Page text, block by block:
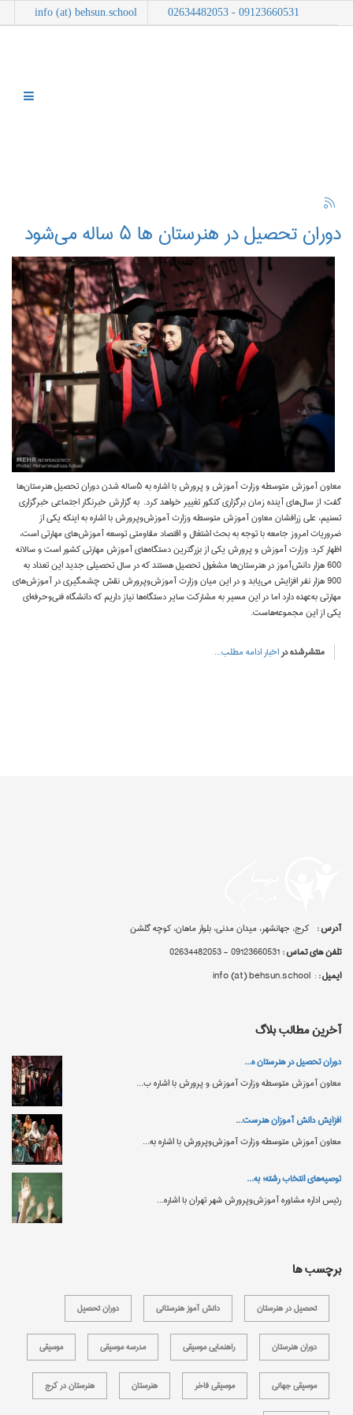
09123660531 - 02634482053
info (at) behsun.school
دوران تحصیل در هنرستان‌ ها ۵ ساله می‌شود
معاون آموزش متوسطه وزارت آموزش‌ و پرورش با اشاره به ۵ساله شدن دوران تحصیل هنرستان‌ها
گفت:‌ از سال‌های آینده زمان برگزاری کنکور تغییر خواهد کرد. به گزارش خبرنگار اجتماعی خبرگزاری
تسنیم، علی زرافشان معاون آموزش متوسطه وزارت آموزش‌وپرورش با اشاره به اینکه یکی از
ضروریات امروز جامعه با توجه به بحث اشتغال و اقتصاد مقاومتی توسعه آموزش‌های مهارتی است،
اظهار کرد:‌ وزارت آموزش و پرورش یکی از بزرگترین دستگاه‌های آموزش مهارتی کشور است و سالانه
600 هزار دانش‌آموز در هنرستان‌ها مشغول تحصیل هستند که در سال تحصیلی جدید این تعداد به
900 هزار نفر افزایش می‌یابد و در این میان وزارت آموزش‌وپرورش نقش چشمگیری در آموزش‌های
مهارتی به‌عهده دارد اما در این مسیر به مشارکت سایر دستگاه‌ها نیاز داریم که دانشگاه فنی‌وحرفه‌ای
یکی از این مجموعه‌هاست.
منتشرشده دراخبارادامه مطلب...
آدرس : کرج، جهانشهر، میدان مدنی، بلوار ماهان، کوچه گلشن
تلفن های تماس :09123660531 - 02634482053
ایمیل :: info (at) behsun.school
آخرین مطالب بلاگ
دوران تحصیل در هنرستان‌ ه...
معاون آموزش متوسطه وزارت آموزش‌ و پرورش با اشاره ب...
افزایش دانش‌ آموزان هنرست...
معاون آموزش متوسطه وزارت آموزش‌وپرورش با اشاره به...
توصیه‌های انتخاب رشته؛ به...
رئیس اداره مشاوره آموزش‌وپرورش شهر تهران با اشاره...
برچسب ها
تحصیل در هنرستان دانش آموز هنرستانی دوران تحصیل
دوران هنرستان راهنمایی موسیقی مدرسه موسیقی موسیقی
موسیقی جهانی موسیقی فاخر هنرستان هنرستان در کرج